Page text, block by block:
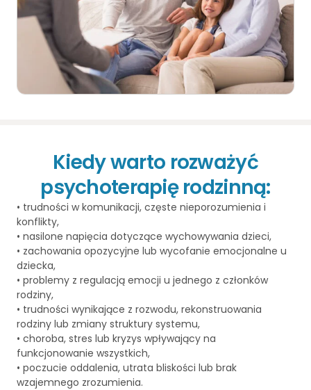
Kiedy warto rozważyć
psychoterapię rodzinną:
• trudności w komunikacji, częste nieporozumienia i
konflikty,
• nasilone napięcia dotyczące wychowywania dzieci,
• zachowania opozycyjne lub wycofanie emocjonalne u
dziecka,
• problemy z regulacją emocji u jednego z członków
rodziny,
• trudności wynikające z rozwodu, rekonstruowania
rodziny lub zmiany struktury systemu,
• choroba, stres lub kryzys wpływający na
funkcjonowanie wszystkich,
• poczucie oddalenia, utrata bliskości lub brak
wzajemnego zrozumienia.